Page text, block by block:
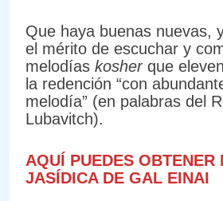
Que haya buenas nuevas,
el mérito de escuchar y
melodías kosherque
la redención “con
melodía” (en palabras del
Lubavitch).
AQUÍ PUEDES OBTENER
JASÍDICA DE GAL EINAI